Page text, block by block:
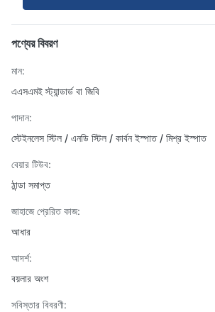
পণ্যের বিবরণ
মান:
এএসএমই স্ট্যান্ডার্ড বা জিবি
পাদান:
স্টেইনলেস স্টিল / এনডি স্টিল / কার্বন ইস্পাত / মিশ্র ইস্পাত
বেয়ার টিউব:
ঠান্ডা সমাপ্ত
জাহাজে প্রেরিত কাজ:
আধার
আদর্শ:
বয়লার অংশ
সবিস্তার বিবরণী: